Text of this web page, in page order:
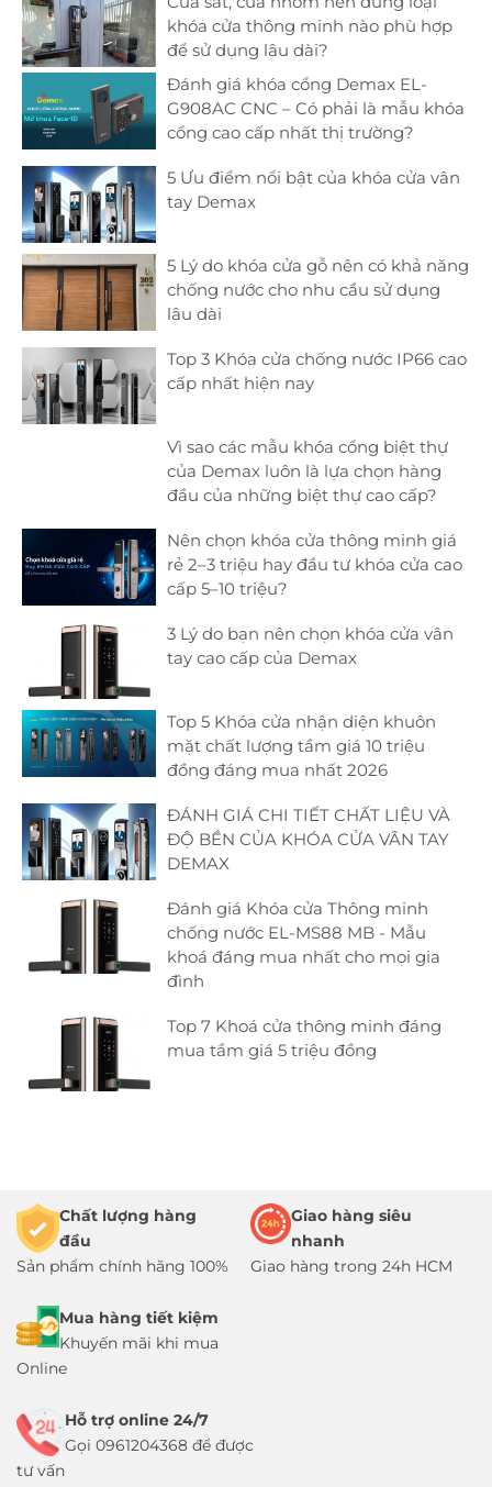
khóa cửa thông minh nào phù hợp
để sử dụng lâu dài?
Đánh giá khóa cổng Demax EL-
G908AC CNC – Có phải là mẫu khóa
cổng cao cấp nhất thị trường?
5 Ưu điểm nổi bật của khóa cửa vân
tay Demax
5 Lý do khóa cửa gỗ nên có khả năng
chống nước cho nhu cầu sử dụng
lâu dài
Top 3 Khóa cửa chống nước IP66 cao
cấp nhất hiện nay
Vì sao các mẫu khóa cổng biệt thự
của Demax luôn là lựa chọn hàng
đầu của những biệt thự cao cấp?
Nên chọn khóa cửa thông minh giá
rẻ 2–3 triệu hay đầu tư khóa cửa cao
cấp 5–10 triệu?
3 Lý do bạn nên chọn khóa cửa vân
tay cao cấp của Demax
Top 5 Khóa cửa nhận diện khuôn
mặt chất lượng tầm giá 10 triệu
đồng đáng mua nhất 2026
ĐÁNH GIÁ CHI TIẾT CHẤT LIỆU VÀ
ĐỘ BỀN CỦA KHÓA CỬA VÂN TAY
DEMAX
Đánh giá Khóa cửa Thông minh
chống nước EL-MS88 MB - Mẫu
khoá đáng mua nhất cho mọi gia
đình
Top 7 Khoá cửa thông minh đáng
mua tầm giá 5 triệu đồng
Chất lượng hàng
đầu
Sản phẩm chính hãng 100%
Giao hàng siêu
nhanh
Giao hàng trong 24h HCM
Mua hàng tiết kiệm
Khuyến mãi khi mua
Online
Hỗ trợ online 24/7
Gọi 0961204368 để được
tư vấn